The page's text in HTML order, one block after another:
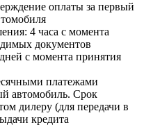
оплаты за первый
4 часа с момента
документов
с момента принятия
платежами
автомобиль. Срок
дилеру (для передачи в
кредита